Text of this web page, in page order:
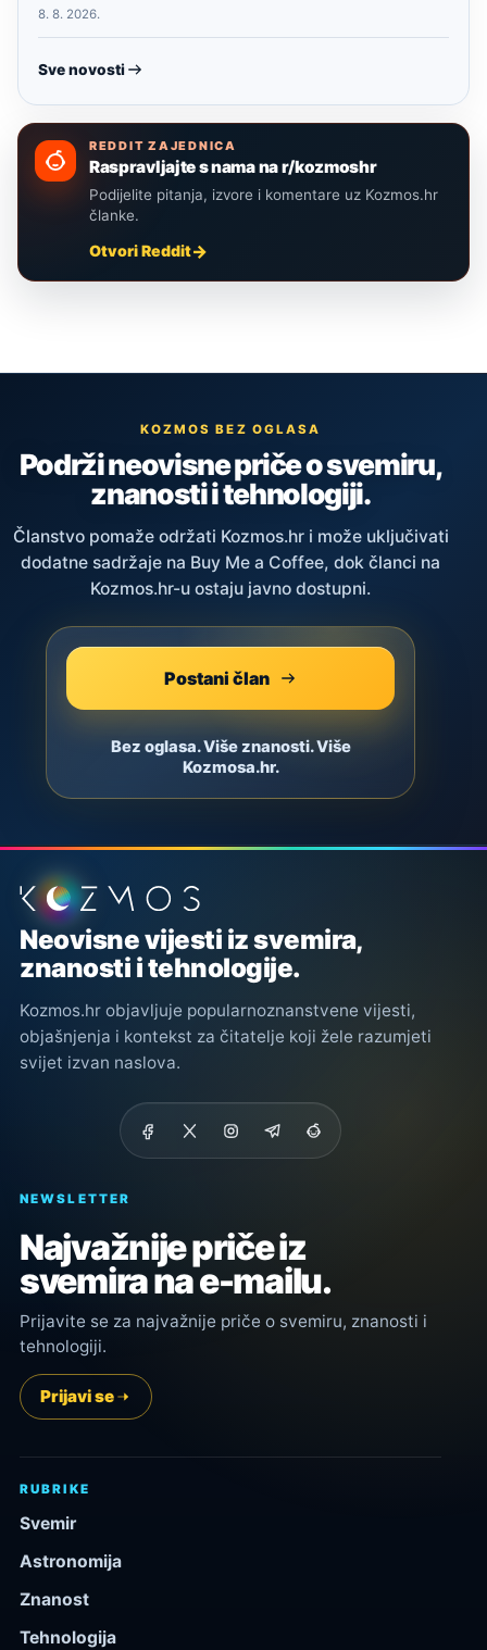
8. 8. 2026.
Sve novosti
REDDIT ZAJEDNICA
Raspravljajte s nama na r/kozmoshr
Podijelite pitanja, izvore i komentare uz Kozmos.hr
članke.
Otvori Reddit
KOZMOS BEZ OGLASA
Podrži neovisne priče o svemiru,
znanosti i tehnologiji.
Članstvo pomaže održati Kozmos.hr i može uključivati
dodatne sadržaje na Buy Me a Coffee, dok članci na
Kozmos.hr-u ostaju javno dostupni.
Postani član
Bez oglasa. Više znanosti. Više
Kozmosa.hr.
Podnožje stranice
Neovisne vijesti iz svemira,
znanosti i tehnologije.
Kozmos.hr objavljuje popularnoznanstvene vijesti,
objašnjenja i kontekst za čitatelje koji žele razumjeti
svijet izvan naslova.
NEWSLETTER
Najvažnije priče iz
svemira na e-mailu.
Prijavite se za najvažnije priče o svemiru, znanosti i
tehnologiji.
Prijavi se
RUBRIKE
Svemir
Astronomija
Znanost
Tehnologija